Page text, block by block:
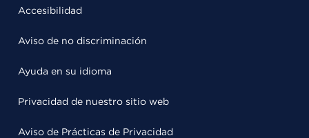
Accesibilidad
Aviso de no discriminación
Ayuda en su idioma
Privacidad de nuestro sitio web
Aviso de Prácticas de Privacidad